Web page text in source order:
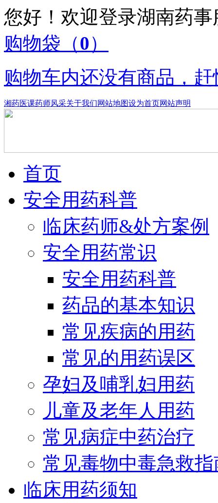
您好！欢迎登录湖南药
购物袋 （0）
购物车内还没有商品，
湘药医课药师风采关于我们网站地图设为首页网站声明
首页
安全用药科普
临床药师&处方案例
安全用药常识
安全用药科普
药品的基本知识
常见疾病的用药
常见的用药误区
孕妇及哺乳妇用药
儿童及老年人用药
常见病症中药治疗
常见毒物中毒急救指
临床用药须知